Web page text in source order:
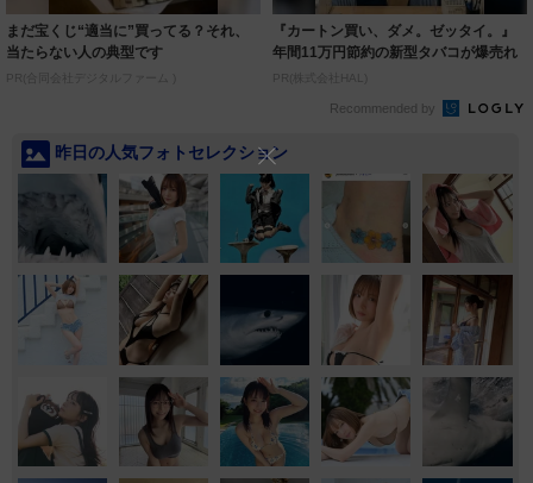
まだ宝くじ“適当に”買ってる？それ、
当たらない人の典型です
PR(合同会社デジタルファーム )
『カートン買い、ダメ。ゼッタイ。』
年間11万円節約の新型タバコが爆売れ
PR(株式会社HAL)
Recommended by
昨日の人気フォトセレクション